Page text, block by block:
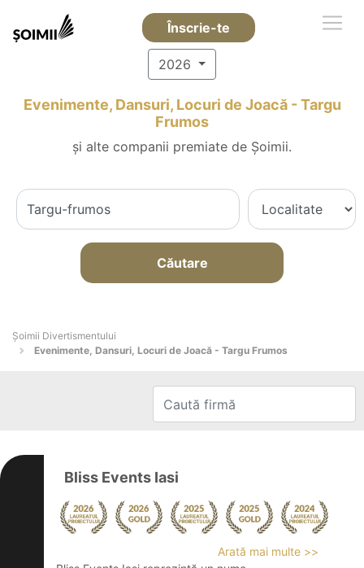
Înscrie-te
2026
Evenimente, Dansuri, Locuri de Joacă - Targu
Frumos
și alte companii premiate de Șoimii.
Căutare
Şoimii Divertismentului
Evenimente, Dansuri, Locuri de Joacă - Targu Frumos
Bliss Events Iasi
Arată mai multe >>